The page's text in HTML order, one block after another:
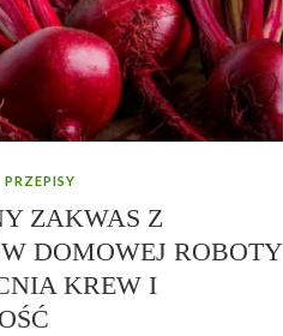
PRZEPISY
ZAKWAS Z
DOMOWEJ ROBOTY
KREW I